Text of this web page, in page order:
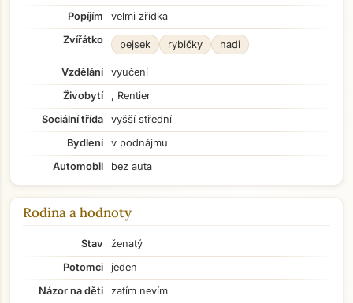
Popíjím
velmi zřídka
Zvířátko
pejsek rybičky hadi
Vzdělání
vyučení
Živobytí
, Rentier
Sociální třída
vyšší střední
Bydlení
v podnájmu
Automobil
bez auta
Rodina a hodnoty
Stav
ženatý
Potomci
jeden
Názor na děti
zatím nevím